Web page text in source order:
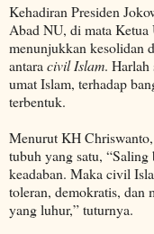
Kehadiran Presiden
Abad NU, di mata
menunjukkan kesolidan
antara civil Islam. Harlah
umat Islam, terhadap
terbentuk.
Menurut KH
tubuh yang satu,
keadaban. Maka civil
toleran, demokratis, dan
yang luhur,” tuturnya.